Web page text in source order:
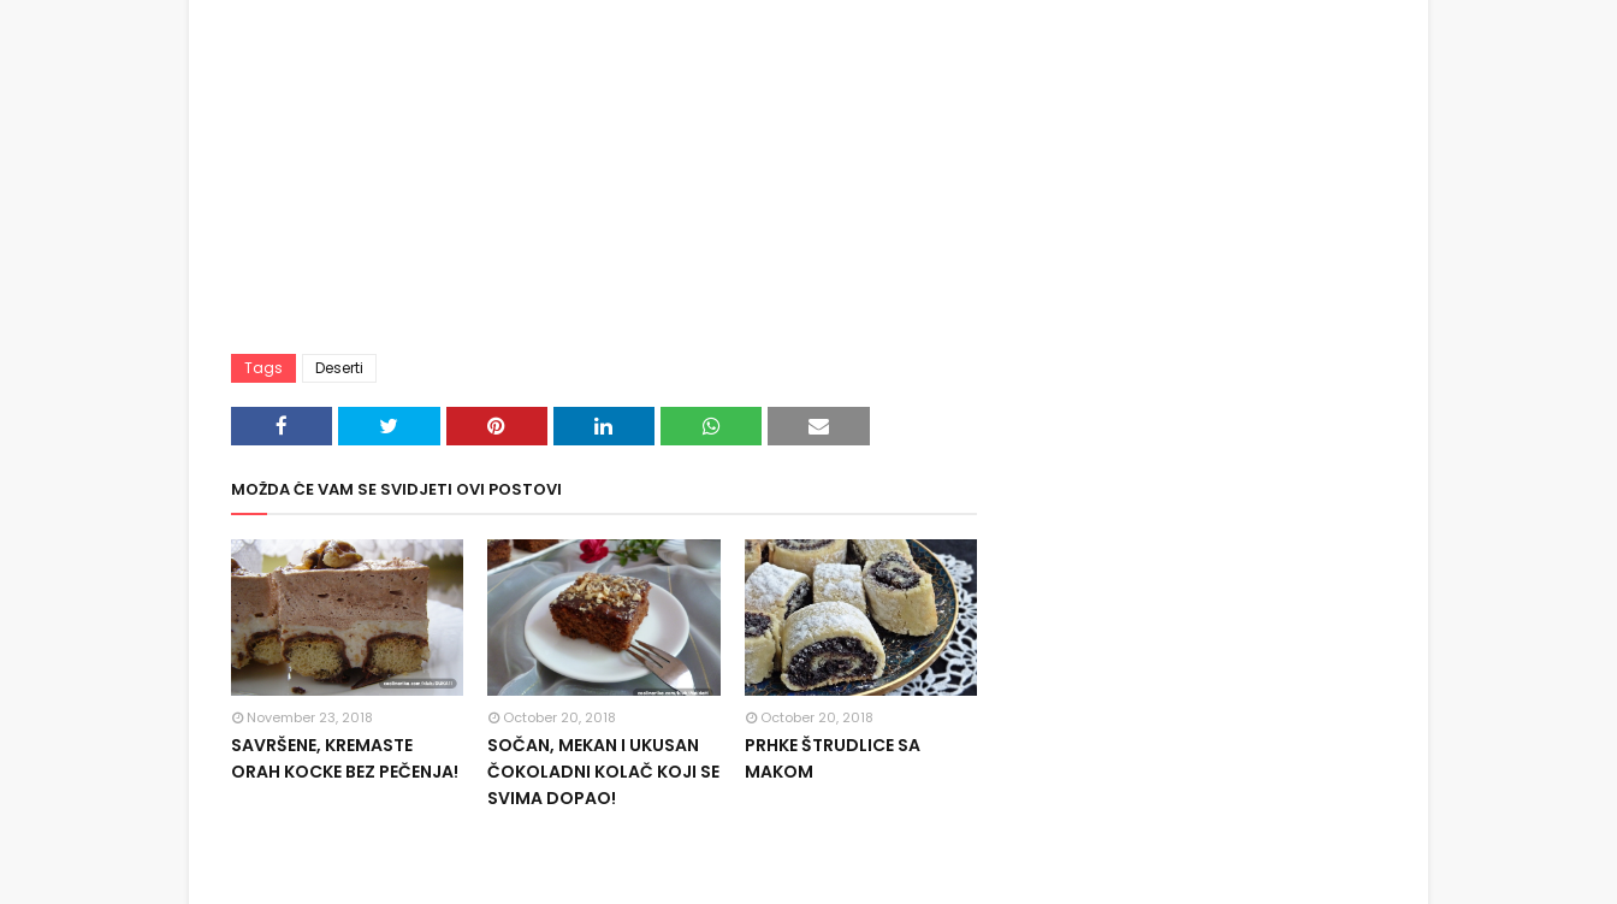
Tags Deserti
MOŽDA ĆE VAM SE SVIDJETI OVI POSTOVI
November 23, 2018
SAVRŠENE, KREMASTE
ORAH KOCKE BEZ PEČENJA!
October 20, 2018
SOČAN, MEKAN I UKUSAN
ČOKOLADNI KOLAČ KOJI SE
SVIMA DOPAO!
October 20, 2018
PRHKE ŠTRUDLICE SA
MAKOM